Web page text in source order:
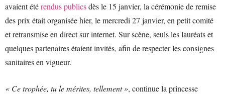
avaient étérendus publicsdès le 15 janvier, la cérémonie de remise
des prix était organisée hier, le mercredi 27 janvier, en petit comité
et retransmise en direct sur internet. Sur scène, seuls les lauréats et
quelques partenaires étaient invités, afin de respecter les consignes
sanitaires en vigueur.
« Ce trophée, tu le mérites, tellement », continue la princesse